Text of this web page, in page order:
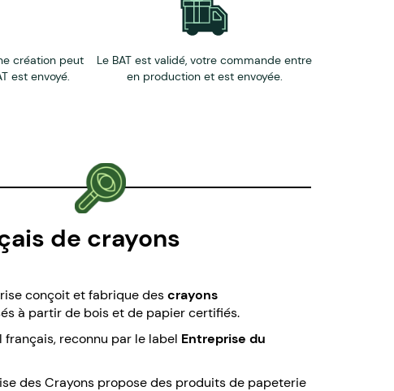
création peut
est envoyé.
Le BAT est validé, votre commande entre
en production et est envoyée.
de crayons
conçoit et fabrique descrayons
à partir de bois et de papier certifiés.
reconnu par le label Entreprise du
des Crayons propose des produits de papeterie